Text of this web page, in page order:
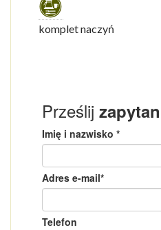
komplet naczyń